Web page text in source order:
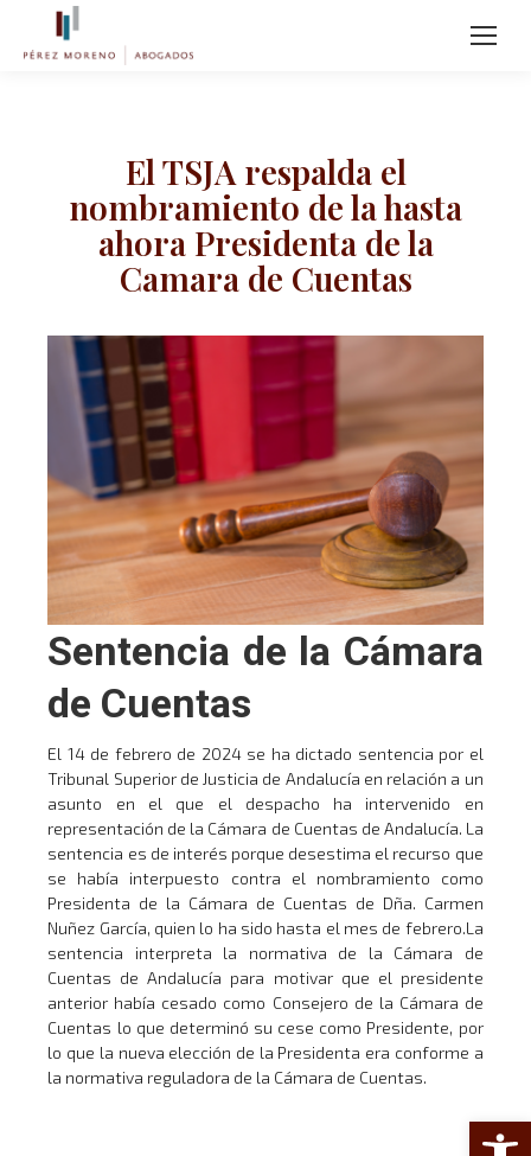
Abrir
El TSJA respalda el
nombramiento de la hasta
ahora Presidenta de la
Camara de Cuentas
Sentencia de la Cámara
de Cuentas
El 14 de febrero de 2024 se ha dictado sentencia por el
Tribunal Superior de Justicia de Andalucía en relación a un
asunto en el que el despacho ha intervenido en
representación de la Cámara de Cuentas de Andalucía. La
sentencia es de interés porque desestima el recurso que
se había interpuesto contra el nombramiento como
Presidenta de la Cámara de Cuentas de Dña. Carmen
Nuñez García, quien lo ha sido hasta el mes de febrero.La
sentencia interpreta la normativa de la Cámara de
Cuentas de Andalucía para motivar que el presidente
anterior había cesado como Consejero de la Cámara de
Cuentas lo que determinó su cese como Presidente, por
lo que la nueva elección de la Presidenta era conforme a
la normativa reguladora de la Cámara de Cuentas.